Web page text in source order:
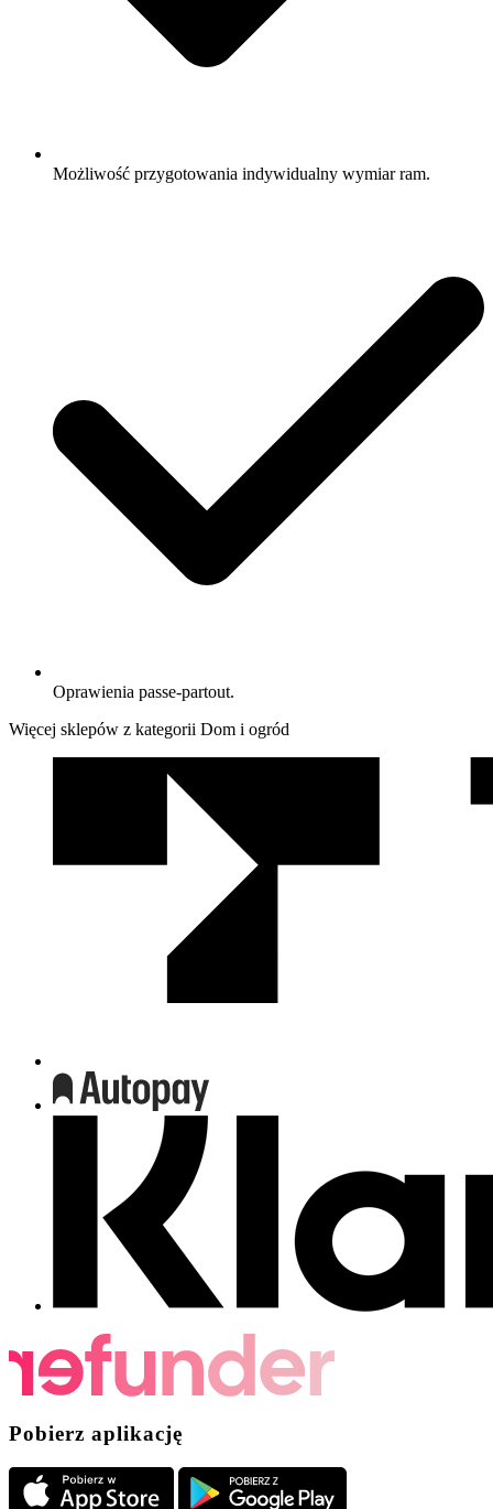
Możliwość przygotowania indywidualny wymiar ram.
Oprawienia passe-partout.
Więcej sklepów z kategorii Dom i ogród
Pobierz aplikację